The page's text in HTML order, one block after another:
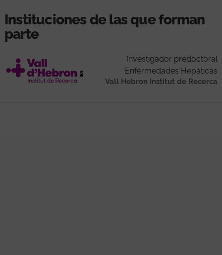
Instituciones de las que forman
parte
Investigador predoctoral
Enfermedades Hepáticas
Vall Hebron Institut de Recerca